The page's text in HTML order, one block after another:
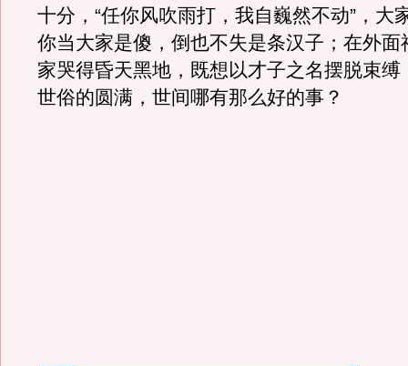
十分，“任你风吹雨打，我自巍然不动”，大
你当大家是傻，倒也不失是条汉子；在外面
家哭得昏天黑地，既想以才子之名摆脱束缚
世俗的圆满，世间哪有那么好的事？